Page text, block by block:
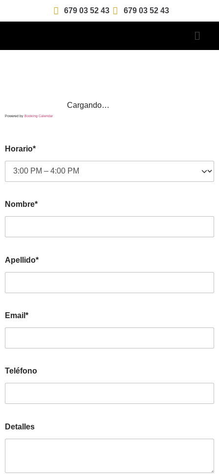
679 03 52 43 679 03 52 43
Cargando…
Powered by Booking Calendar
Horario*
Nombre*
Apellido*
Email*
Teléfono
Detalles